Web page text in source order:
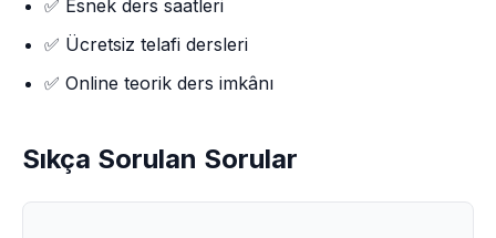
✅ Esnek ders saatleri
✅ Ücretsiz telafi dersleri
✅ Online teorik ders imkânı
Sıkça Sorulan Sorular